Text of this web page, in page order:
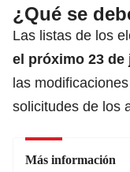
¿Qué se
Las listas de los
el próximo 23 de
las
solicitudes de los
Más información